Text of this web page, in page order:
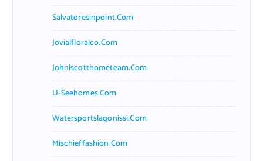
Salvatoresinpoint.com
Jovialfloralco.com
Johnlscotthometeam.com
U-Seehomes.com
Watersportslagonissi.com
Mischieffashion.com